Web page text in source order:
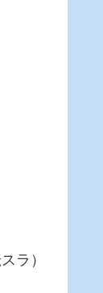
ラ）